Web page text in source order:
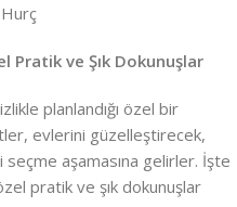
Hurç
Pratik ve Şık Dokunuşlar
planlandığı özel bir
evlerini güzelleştirecek,
seçme aşamasına gelirler. İşte
pratik ve şık dokunuşlar